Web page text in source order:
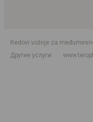
Redovi vožnje za
Другие услуги